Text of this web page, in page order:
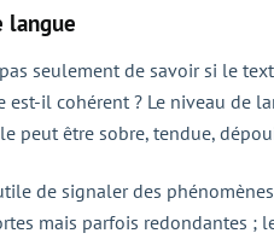
langue
seulement de savoir si le
est-il cohérent ? Le niveau de
peut être sobre, tendue,
de signaler des
mais parfois redondantes